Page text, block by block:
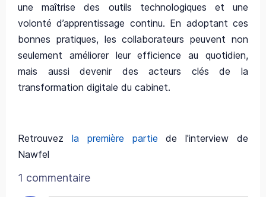
une maîtrise des outils technologiques et une
volonté d’apprentissage continu. En adoptant ces
bonnes pratiques, les collaborateurs peuvent non
seulement améliorer leur efficience au quotidien,
mais aussi devenir des acteurs clés de la
transformation digitale du cabinet.
Retrouvez la première partie de l'interview de
Nawfel
1 commentaire